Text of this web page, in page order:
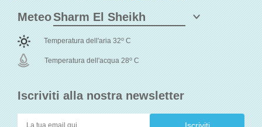
Iscriviti alla nostra newsletter
Meteo
Temperatura dell'aria 32o C
Temperatura dell'acqua 28o C